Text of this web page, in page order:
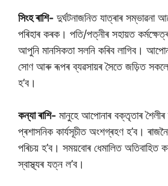
সিংহ ৰাশি- দুৰ্ঘটনাজনিত যাত্ৰাৰ সম্ভাৱনা
পৰিহাৰ কৰক। পতি/পত্নীৰ সহায়ত
আপুনি মানসিকতা সলনি কৰিব লাগিব।
সোণ আৰু ৰূপৰ ব্যৱসায়ৰ সৈতে জড়িত সকলে
হ’ব।
কন্যা ৰাশি- মানুহে আপোনাৰ বক্তৃতাৰ শৈলীৰ
প্ৰশাসনিক কাৰ্যসূচীত অংশগ্ৰহণ হ’ব।
পৰিচয় হ’ব। সময়বোৰ ধেমালিত অতিবাহিত
স্বাস্থ্যৰ যত্ন ল’ব।